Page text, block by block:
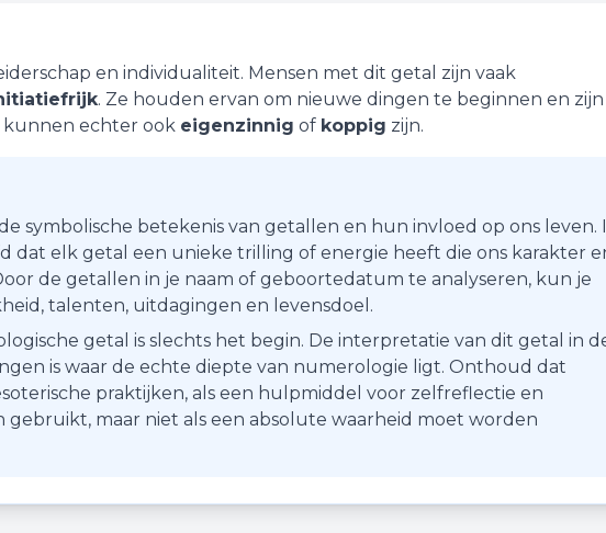
en individualiteit. Mensen met dit getal zijn vaak
. Ze houden ervan om nieuwe dingen te beginnen en zijn
kunnen echter ook eigenzinnig of koppig zijn.
symbolische betekenis van getallen en hun invloed op ons leven.
dat elk getal een unieke trilling of energie heeft die ons karakter
de getallen in je naam of geboortedatum te analyseren, kun je
talenten, uitdagingen en levensdoel.
getal is slechts het begin. De interpretatie van dit getal in
is waar de echte diepte van numerologie ligt. Onthoud dat
praktijken, als een hulpmiddel voor zelfreflectie en
gebruikt, maar niet als een absolute waarheid moet worden